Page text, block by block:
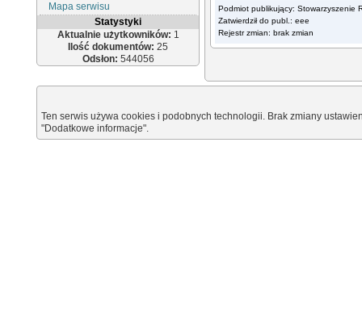
Mapa serwisu
Statystyki
Aktualnie użytkowników: 1
Ilość dokumentów: 25
Odsłon: 544056
Podmiot publikujący: Stowarzyszenie
Zatwierdził do publ.: eee
Rejestr zmian: brak zmian
Ten serwis używa cookies i podobnych technologii. Brak zmiany
"Dodatkowe informacje".